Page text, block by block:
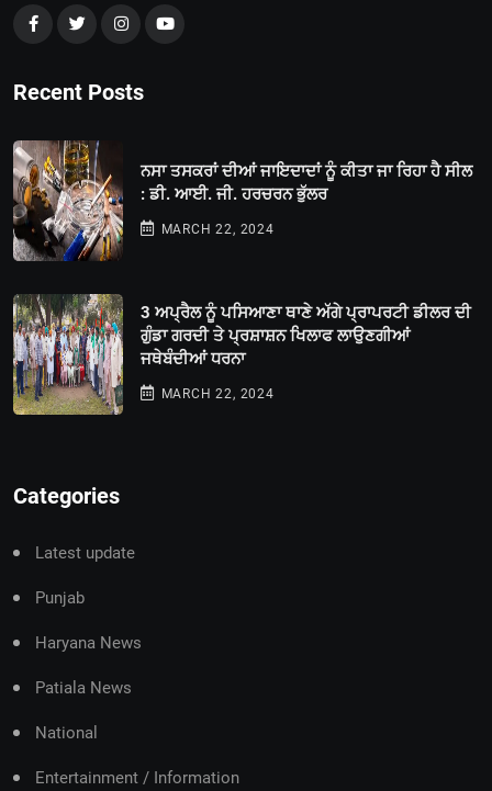
Recent Posts
ਨਸਾ ਤਸਕਰਾਂ ਦੀਆਂ ਜਾਇਦਾਦਾਂ ਨੂੰ ਕੀਤਾ ਜਾ ਰਿਹਾ ਹੈ ਸੀਲ
: ਡੀ. ਆਈ. ਜੀ. ਹਰਚਰਨ ਭੁੱਲਰ
MARCH 22, 2024
3 ਅਪ੍ਰੈਲ ਨੂੰ ਪਸਿਆਣਾ ਥਾਣੇ ਅੱਗੇ ਪ੍ਰਾਪਰਟੀ ਡੀਲਰ ਦੀ
ਗੁੰਡਾ ਗਰਦੀ ਤੇ ਪ੍ਰਸ਼ਾਸ਼ਨ ਖਿਲਾਫ ਲਾਉਣਗੀਆਂ
ਜਥੇਬੰਦੀਆਂ ਧਰਨਾ
MARCH 22, 2024
Categories
Latest update
Punjab
Haryana News
Patiala News
National
Entertainment / Information